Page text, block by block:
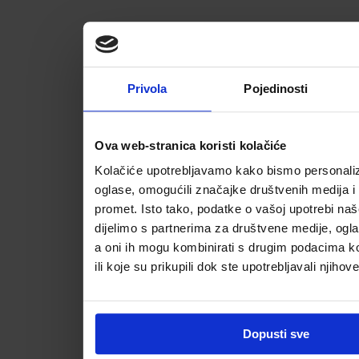
Privola Pojedinosti
Ova web-stranica koristi kolačiće
Kolačiće upotrebljavamo kako bismo
oglase, omogućili značajke društvenih medija i
promet. Isto tako, podatke o vašoj upotrebi
dijelimo s partnerima za društvene medije,
a oni ih mogu kombinirati s drugim podacima
ili koje su prikupili dok ste upotrebljavali
Dopusti sve